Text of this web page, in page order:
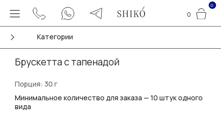
0
0
Категории
Брускетта с тапенадой
Порция: 30 г
Минимальное количество для заказа — 10 штук одного
вида